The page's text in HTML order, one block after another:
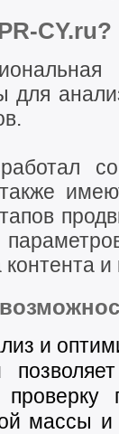
CY.ru?
для
контента
и
массы и